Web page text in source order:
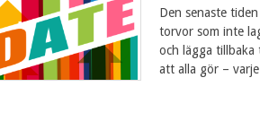
Den senaste
torvor som inte
och lägga
att alla gör –